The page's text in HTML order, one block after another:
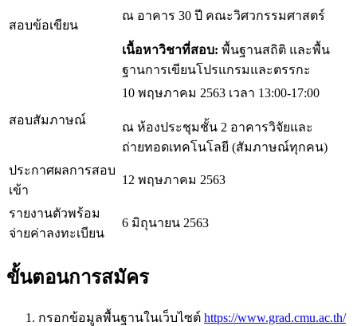
สอบข้อเขียน
ณ อาคาร 30 ปี คณะวิศวกรรมศาสตร์
เนื้อหาวิชาที่สอบ: พื้นฐานสถิติ และพื้น
ฐานการเขียนโปรแกรมและตรรกะ
สอบสัมภาษณ์
10 พฤษภาคม 2563 เวลา 13:00-17:00
ณ ห้องประชุมชั้น 2 อาคารวิจัยและ
ถ่ายทอดเทคโนโลยี (สัมภาษณ์ทุกคน)
ประกาศผลการสอบ
เข้า
12 พฤษภาคม 2563
รายงานตัวพร้อม
จ่ายค่าลงทะเบียน
6 มิถุนายน 2563
ขั้นตอนการสมัคร
กรอกข้อมูลพื้นฐานในเว็บไซต์ https://www.grad.cmu.ac.th/